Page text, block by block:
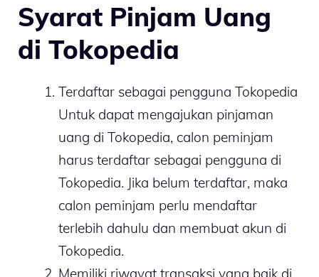
Syarat Pinjam Uang
di Tokopedia
Terdaftar sebagai pengguna Tokopedia
Untuk dapat mengajukan pinjaman
uang di Tokopedia, calon peminjam
harus terdaftar sebagai pengguna di
Tokopedia. Jika belum terdaftar, maka
calon peminjam perlu mendaftar
terlebih dahulu dan membuat akun di
Tokopedia.
Memiliki riwayat transaksi yang baik di